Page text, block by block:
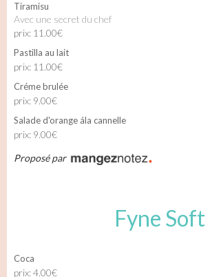
Tiramisu
Avec une secret du chef
prix: 11.00€
Pastilla au lait
prix: 11.00€
Créme brulée
prix: 9.00€
Salade d'orange ála cannelle
prix: 9.00€
Proposé par
Fyne Soft
Coca
prix: 4.00€